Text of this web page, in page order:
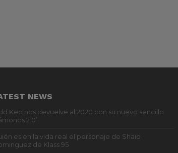
NEWS
Keo nos devuelve al 2020 con su nuevo sencillo
2.0’
es en la vida real el personaje de Shaio
de Klass 95